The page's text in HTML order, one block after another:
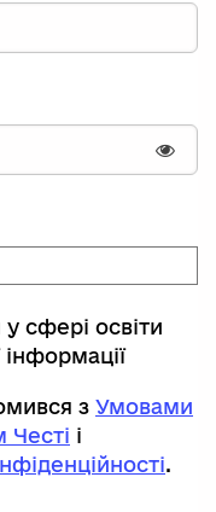
сфері освіти
інформації
з Умовами
Честі і
.